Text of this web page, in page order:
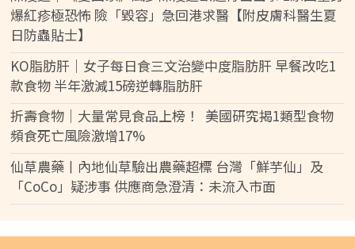
爆紅疹極恐怖 險「毀容」急回港求醫【附皮膚科醫生夏
日防蟲貼士】
KO脂肪肝｜女子每日食三文治變中度脂肪肝 早餐改吃1
款食物 半年激減15磅逆轉脂肪肝
折壽食物｜大量常見食品上榜！ 美國研究揭1類型食物
頻食死亡風險激增17%
仙草農藥丨內地仙草驗出農藥超標 台灣「鮮芋仙」及
「CoCo」疑涉事 供應商急澄清：未流入市面